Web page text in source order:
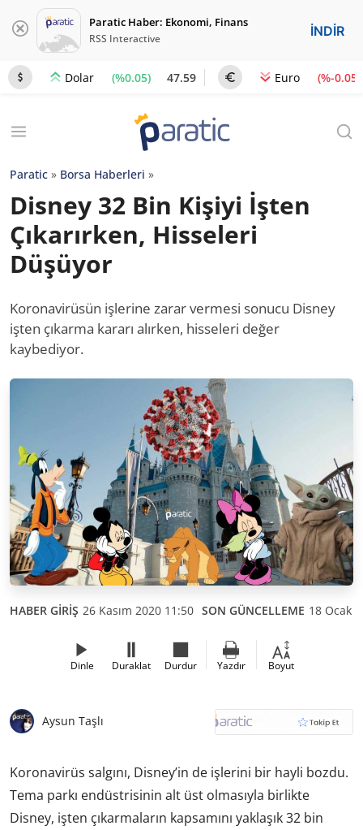
Paratic Haber: Ekonomi, Finans
RSS Interactive İNDİR
Dolar (%0.05) 47.59 Euro (%-0.05)
Paratic » Borsa Haberleri »
Disney 32 Bin Kişiyi İşten
Çıkarırken, Hisseleri
Düşüyor
Koronavirüsün işlerine zarar vermesi sonucu Disney
işten çıkarma kararı alırken, hisseleri değer
kaybediyor.
HABER GİRİŞ 26 Kasım 2020 11:50 SON GÜNCELLEME 18 Ocak
Dinle Duraklat Durdur Yazdır Boyut
Aysun Taşlı
Koronavirüs salgını, Disney’in de işlerini bir hayli bozdu.
Tema parkı endüstrisinin alt üst olmasıyla birlikte
Disney, işten çıkarmaların kapsamını yaklaşık 32 bin